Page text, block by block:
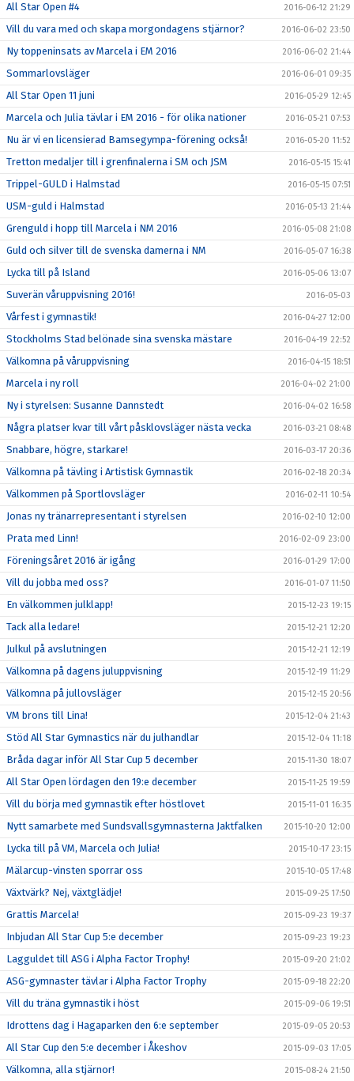
All Star Open #4 2016-06-12 21:29
Vill du vara med och skapa morgondagens stjärnor? 2016-06-02 23:50
Ny toppeninsats av Marcela i EM 2016 2016-06-02 21:44
Sommarlovsläger 2016-06-01 09:35
All Star Open 11 juni 2016-05-29 12:45
Marcela och Julia tävlar i EM 2016 - för olika nationer 2016-05-21 07:53
Nu är vi en licensierad Bamsegympa-förening också! 2016-05-20 11:52
Tretton medaljer till i grenfinalerna i SM och JSM 2016-05-15 15:41
Trippel-GULD i Halmstad 2016-05-15 07:51
USM-guld i Halmstad 2016-05-13 21:44
Grenguld i hopp till Marcela i NM 2016 2016-05-08 21:08
Guld och silver till de svenska damerna i NM 2016-05-07 16:38
Lycka till på Island 2016-05-06 13:07
Suverän våruppvisning 2016! 2016-05-03
Vårfest i gymnastik! 2016-04-27 12:00
Stockholms Stad belönade sina svenska mästare 2016-04-19 22:52
Välkomna på våruppvisning 2016-04-15 18:51
Marcela i ny roll 2016-04-02 21:00
Ny i styrelsen: Susanne Dannstedt 2016-04-02 16:58
Några platser kvar till vårt påsklovsläger nästa vecka 2016-03-21 08:48
Snabbare, högre, starkare! 2016-03-17 20:36
Välkomna på tävling i Artistisk Gymnastik 2016-02-18 20:34
Välkommen på Sportlovsläger 2016-02-11 10:54
Jonas ny tränarrepresentant i styrelsen 2016-02-10 12:00
Prata med Linn! 2016-02-09 23:00
Föreningsåret 2016 är igång 2016-01-29 17:00
Vill du jobba med oss? 2016-01-07 11:50
En välkommen julklapp! 2015-12-23 19:15
Tack alla ledare! 2015-12-21 12:20
Julkul på avslutningen 2015-12-21 12:19
Välkomna på dagens juluppvisning 2015-12-19 11:29
Välkomna på jullovsläger 2015-12-15 20:56
VM brons till Lina! 2015-12-04 21:43
Stöd All Star Gymnastics när du julhandlar 2015-12-04 11:18
Bråda dagar inför All Star Cup 5 december 2015-11-30 18:07
All Star Open lördagen den 19:e december 2015-11-25 19:59
Vill du börja med gymnastik efter höstlovet 2015-11-01 16:35
Nytt samarbete med Sundsvallsgymnasterna Jaktfalken 2015-10-20 12:00
Lycka till på VM, Marcela och Julia! 2015-10-17 23:15
Mälarcup-vinsten sporrar oss 2015-10-05 17:48
Växtvärk? Nej, växtglädje! 2015-09-25 17:50
Grattis Marcela! 2015-09-23 19:37
Inbjudan All Star Cup 5:e december 2015-09-23 19:23
Lagguldet till ASG i Alpha Factor Trophy! 2015-09-20 21:02
ASG-gymnaster tävlar i Alpha Factor Trophy 2015-09-18 22:20
Vill du träna gymnastik i höst 2015-09-06 19:51
Idrottens dag i Hagaparken den 6:e september 2015-09-05 20:53
All Star Cup den 5:e december i Åkeshov 2015-09-03 17:05
Välkomna, alla stjärnor! 2015-08-24 21:50